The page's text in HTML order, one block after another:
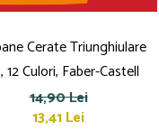
Cerate Triunghiulare
12 Culori, Faber-Castell
14,90 Lei
13,41 Lei